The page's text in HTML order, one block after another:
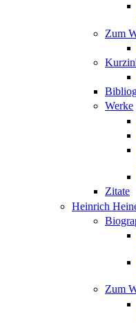
Zum
Werke
Zitate
Heinrich
Zum